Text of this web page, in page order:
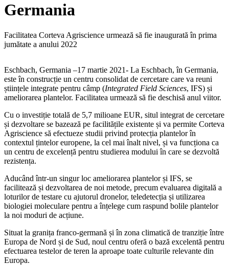
Germania
Facilitatea Corteva Agriscience urmează să fie inaugurată în prima
jumătate a anului 2022
Eschbach, Germania –17 martie 2021- La Eschbach, în Germania,
este în construcție un centru consolidat de cercetare care va reuni
științele integrate pentru câmp (Integrated Field Sciences, IFS) și
ameliorarea plantelor. Facilitatea urmează să fie deschisă anul viitor.
Cu o investiție totală de 5,7 milioane EUR, situl integrat de cercetare
și dezvoltare se bazează pe facilitățile existente și va permite Corteva
Agriscience să efectueze studii privind protecția plantelor în
contextul țintelor europene, la cel mai înalt nivel, și va funcționa ca
un centru de excelență pentru studierea modului în care se dezvoltă
rezistența.
Aducând într-un singur loc ameliorarea plantelor și IFS, se
facilitează și dezvoltarea de noi metode, precum evaluarea digitală a
loturilor de testare cu ajutorul dronelor, teledetecția și utilizarea
biologiei moleculare pentru a înțelege cum raspund bolile plantelor
la noi moduri de acțiune.
Situat la granița franco-germană și în zona climatică de tranziție între
Europa de Nord și de Sud, noul centru oferă o bază excelentă pentru
efectuarea testelor de teren la aproape toate culturile relevante din
Europa.